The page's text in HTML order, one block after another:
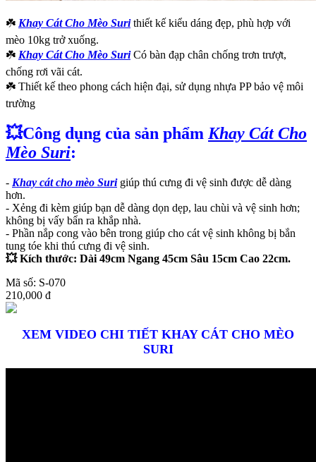
☘️ Khay Cát Cho Mèo Surithiết kế kiểu dáng đẹp, phù hợp với
mèo 10kg trở xuống.
☘️ Khay Cát Cho Mèo SuriCó bàn đạp chân chống trơn trượt,
chống rơi vãi cát.
☘️ Thiết kế theo phong cách hiện đại, sử dụng nhựa PP bảo vệ môi
trường
💥Công dụng của sản phẩm Khay Cát Cho
Mèo Suri:
- Khay cát cho mèo Surigiúp thú cưng đi vệ sinh được dễ dàng
hơn.
- Xẻng đi kèm giúp bạn dễ dàng dọn dẹp, lau chùi và vệ sinh hơn;
không bị vấy bẩn ra khắp nhà.
- Phần nắp cong vào bên trong giúp cho cát vệ sinh không bị bắn
tung tóe khi thú cưng đi vệ sinh.
💥 Kích thước: Dài 49cm Ngang 45cm Sâu 15cm Cao 22cm.
Mã số: S-070
210,000 đ
XEM VIDEO CHI TIẾT KHAY CÁT CHO MÈO
SURI